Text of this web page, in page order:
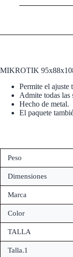
MIKROTIK
Permite el ajuste
Admite todas
Hecho de metal.
El paquete
Peso
Dimensiones
Marca
Color
TALLA
Talla.1